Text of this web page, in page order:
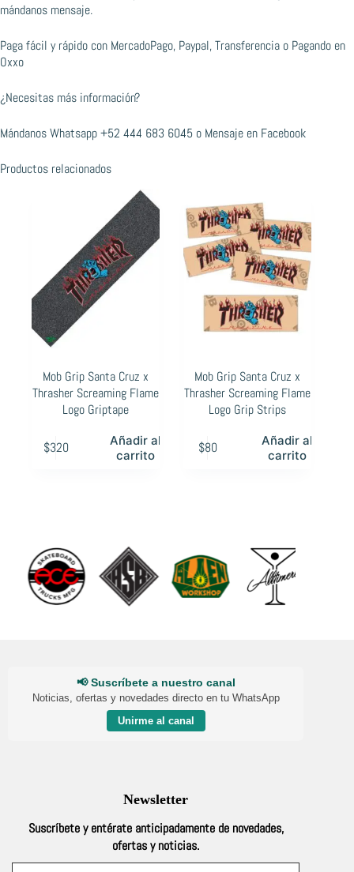
mándanos mensaje.
Paga fácil y rápido con MercadoPago, Paypal, Transferencia o Pagando en
Oxxo
¿Necesitas más información?
Mándanos Whatsapp+52 444 683 6045 o Mensaje en Facebook
Productos relacionados
Mob Grip Santa Cruz x
Thrasher Screaming Flame
Logo Griptape
$320
Añadir al
carrito
Mob Grip Santa Cruz x
Thrasher Screaming Flame
Logo Grip Strips
$80
Añadir al
carrito
📢 Suscríbete a nuestro canal
Noticias, ofertas y novedades directo en tu WhatsApp
Unirme al canal
Newsletter
Suscríbete y entérate anticipadamente de novedades,
ofertas y noticias.